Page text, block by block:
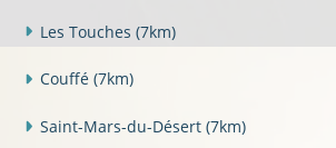
Les Touches (7km)
Couffé (7km)
Saint-Mars-du-Désert (7km)